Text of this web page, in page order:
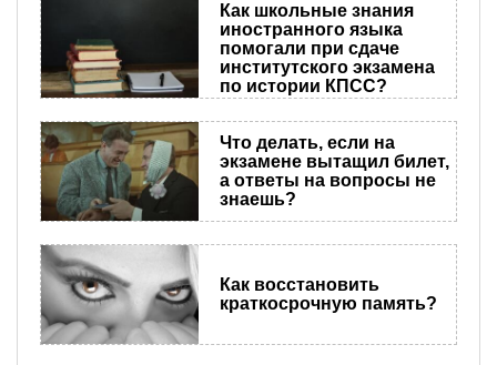
Как школьные знания
иностранного языка
помогали при сдаче
институтского экзамена
по истории КПСС?
Что делать, если на
экзамене вытащил билет,
а ответы на вопросы не
знаешь?
Как восстановить
краткосрочную память?